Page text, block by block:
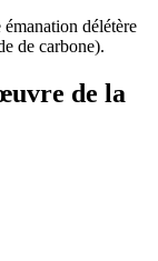
délétère
de carbone).
de la